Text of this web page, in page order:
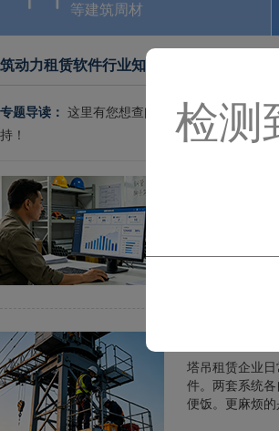
等建筑周材
筑动力租赁软件行业知识
专题导读： 这里有您想查阅的建材租赁行业相关
持！
塔吊租赁企业
件。两套系统
便饭。更麻烦
检测